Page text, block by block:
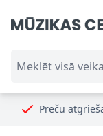
atgriešana 14